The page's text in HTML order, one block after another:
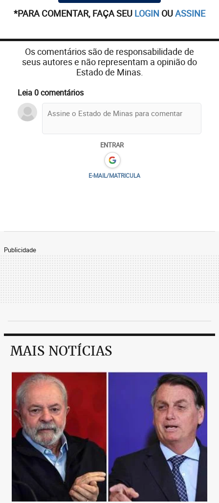
*PARA COMENTAR, FAÇA SEU LOGIN OUASSINE
Os comentários são de responsabilidade de
seus autores e não representam a opinião do
Estado de Minas.
Leia 0 comentários
ENTRAR
E-MAIL/MATRICULA
Publicidade
MAIS NOTÍCIAS